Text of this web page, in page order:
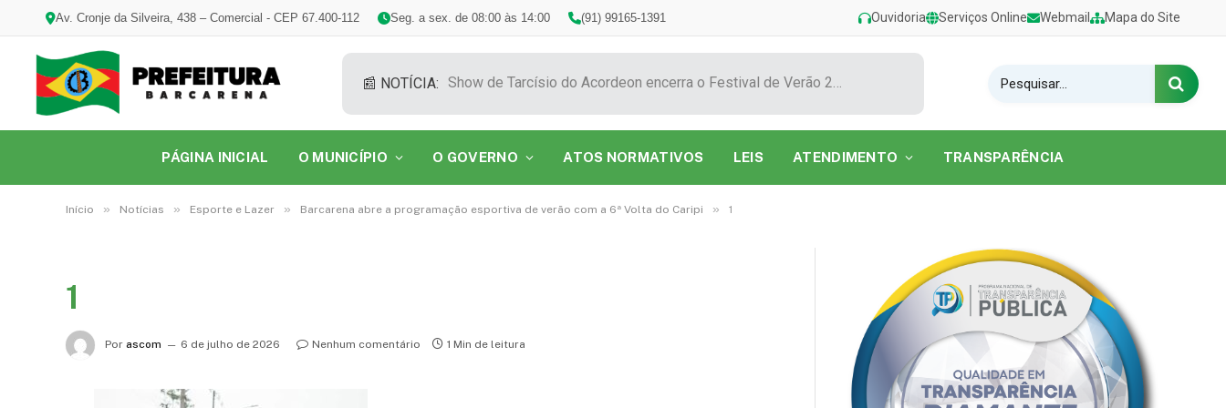
Av. Cronje da Silveira, 438 – Comercial - CEP 67.400-112 Seg. a sex. de 08:00 às 14:00 (91) 99165-1391 Ouvidoria Serviços Online Webmail Mapa do Site
📰 NOTÍCIA: Show de Tarcísio do Acordeon encerra o Festival de Verão 2026 na Praia do Caripi
PÁGINA INICIAL O MUNICÍPIO O GOVERNO ATOS NORMATIVOS LEIS ATENDIMENTO TRANSPARÊNCIA
Início » Notícias » Esporte e Lazer » Barcarena abre a programação esportiva de verão com a 6ª Volta do Caripi » 1
1
Por ascom 6 de julho de 2026 Nenhum comentário 1 Min de leitura